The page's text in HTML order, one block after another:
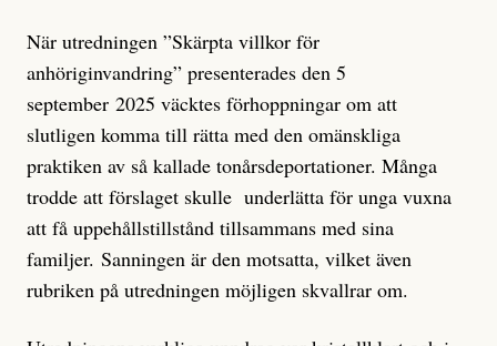
När utredningen ”Skärpta villkor för
anhöriginvandring” presenterades den 5
september 2025 väcktes förhoppningar om att
slutligen komma till rätta med den omänskliga
praktiken av så kallade tonårsdeportationer. Många
trodde att förslaget skulle underlätta för unga vuxna
att få uppehållstillstånd tillsammans med sina
familjer. Sanningen är den motsatta, vilket även
rubriken på utredningen möjligen skvallrar om.